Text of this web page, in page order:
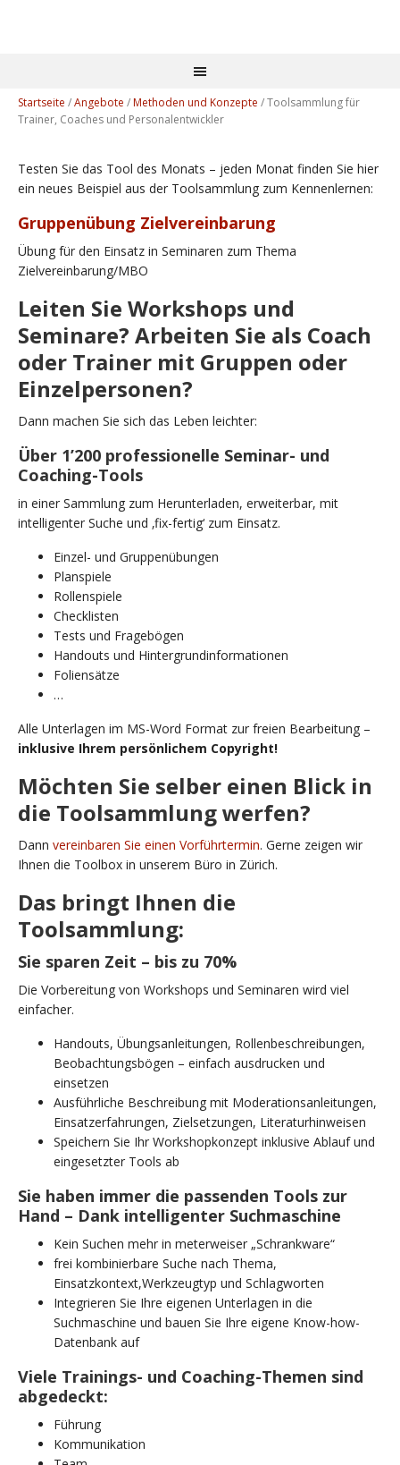
Startseite /Angebote /Methoden und Konzepte /Toolsammlung für
Trainer, Coaches und Personalentwickler
Testen Sie das Tool des Monats – jeden Monat finden Sie hier
ein neues Beispiel aus der Toolsammlung zum Kennenlernen:
Gruppenübung Zielvereinbarung
Übung für den Einsatz in Seminaren zum Thema
Zielvereinbarung/MBO
Leiten Sie Workshops und
Seminare? Arbeiten Sie als Coach
oder Trainer mit Gruppen oder
Einzelpersonen?
Dann machen Sie sich das Leben leichter:
Über 1’200 professionelle Seminar- und
Coaching-Tools
in einer Sammlung zum Herunterladen, erweiterbar, mit
intelligenter Suche und ‚fix-fertig‘ zum Einsatz.
Einzel- und Gruppenübungen
Planspiele
Rollenspiele
Checklisten
Tests und Fragebögen
Handouts und Hintergrundinformationen
Foliensätze
…
Alle Unterlagen im MS-Word Format zur freien Bearbeitung –
inklusive Ihrem persönlichem Copyright!
Möchten Sie selber einen Blick in
die Toolsammlung werfen?
Dann vereinbaren Sie einen Vorführtermin. Gerne zeigen wir
Ihnen die Toolbox in unserem Büro in Zürich.
Das bringt Ihnen die
Toolsammlung:
Sie sparen Zeit – bis zu 70%
Die Vorbereitung von Workshops und Seminaren wird viel
einfacher.
Handouts, Übungsanleitungen, Rollenbeschreibungen,
Beobachtungsbögen – einfach ausdrucken und
einsetzen
Ausführliche Beschreibung mit Moderationsanleitungen,
Einsatzerfahrungen, Zielsetzungen, Literaturhinweisen
Speichern Sie Ihr Workshopkonzept inklusive Ablauf und
eingesetzter Tools ab
Sie haben immer die passenden Tools zur
Hand – Dank intelligenter Suchmaschine
Kein Suchen mehr in meterweiser „Schrankware“
frei kombinierbare Suche nach Thema,
Einsatzkontext,Werkzeugtyp und Schlagworten
Integrieren Sie Ihre eigenen Unterlagen in die
Suchmaschine und bauen Sie Ihre eigene Know-how-
Datenbank auf
Viele Trainings- und Coaching-Themen sind
abgedeckt:
Führung
Kommunikation